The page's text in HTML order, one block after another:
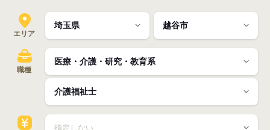
エリア
職種